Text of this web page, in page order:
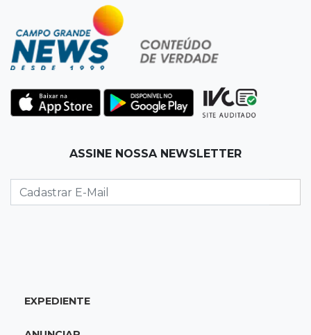
Chapadão do Sul
Homem é baleado após apontar revólver para
policiais militares
22:42Resumão
Palmeiras e Vasco confirmam vagas nas
Eleitorado aprova teste da urna, mas diz que
colinha será "fundamental"
ASSINE NOSSA NEWSLETTER
EXPEDIENTE